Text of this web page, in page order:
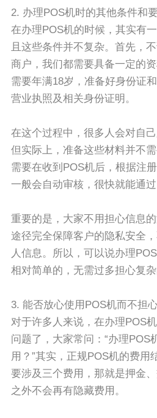
2. 办理POS机时的其他条件和
在办理POS机的时候，其实有
且这些条件并不复杂。首先，
商户，我们都需要具备一定的
需要年满18岁，准备好身份证
营业执照及相关身份证明。
在这个过程中，很多人会对自
但实际上，准备这些材料并不
需要在收到POS机后，根据注
一般会自动审核，很快就能通过
重要的是，大家不用担心信息
途径完全保障客户的隐私安全
人信息。所以，可以说办理
相对简单的，无需过多担心复杂
3. 能否放心使用POS机而不担
对于许多人来说，在办理POS
问题了，大家常问：“办理POS
用？”其实，正规POS机的费用
要涉及三个费用，那就是押金
之外不会再有隐藏费用。